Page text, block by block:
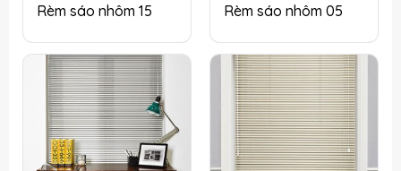
Rèm sáo nhôm 15 Rèm sáo nhôm 05